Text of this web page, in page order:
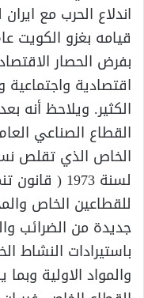
بفرض الحصار
اقتصادية
القطاع الصناعي
لسنة 1973 (
للقطاعين الخاص
جديدة من الضرائب
باستيرادات النشاط
والمواد الاولية